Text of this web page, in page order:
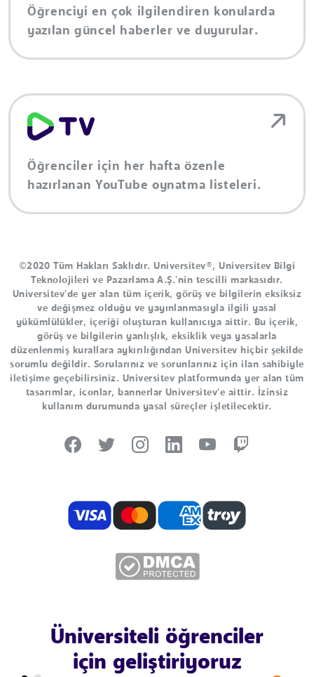
Öğrenciyi en çok ilgilendiren konularda
yazılan güncel haberler ve duyurular.
Öğrenciler için her hafta özenle
hazırlanan YouTube oynatma listeleri.
©2020 Tüm Hakları Saklıdır. Universitev®, Universitev Bilgi
Teknolojileri ve Pazarlama A.Ş.'nin tescilli markasıdır.
Universitev'de yer alan tüm içerik, görüş ve bilgilerin eksiksiz
ve değişmez olduğu ve yayınlanmasıyla ilgili yasal
yükümlülükler, içeriği oluşturan kullanıcıya aittir. Bu içerik,
görüş ve bilgilerin yanlışlık, eksiklik veya yasalarla
düzenlenmiş kurallara aykırılığından Universitev hiçbir şekilde
sorumlu değildir. Sorularınız ve sorunlarınız için ilan sahibiyle
iletişime geçebilirsiniz. Universitev platformunda yer alan tüm
tasarımlar, iconlar, bannerlar Universitev'e aittir. İzinsiz
kullanım durumunda yasal süreçler işletilecektir.
Üniversiteli öğrenciler
için geliştiriyoruz